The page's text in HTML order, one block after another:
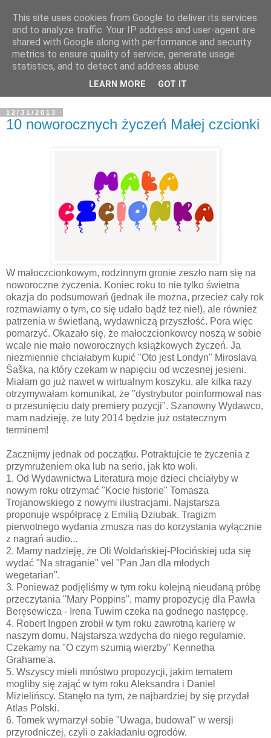
12/31/2013
10 noworocznych życzeń Małej czcionki
W małoczcionkowym, rodzinnym gronie zeszło nam się na
noworoczne życzenia. Koniec roku to nie tylko świetna
okazja do podsumowań (jednak ile można, przecież cały rok
rozmawiamy o tym, co się udało bądź też nie!), ale również
patrzenia w świetlaną, wydawniczą przyszłość. Pora więc
pomarzyć. Okazało się, że małoczcionkowcy noszą w sobie
wcale nie mało noworocznych książkowych życzeń. Ja
niezmiennie chciałabym kupić "Oto jest Londyn" Miroslava
Šaška, na który czekam w napięciu od wczesnej jesieni.
Miałam go już nawet w wirtualnym koszyku, ale kilka razy
otrzymywałam komunikat, że "dystrybutor poinformował nas
o przesunięciu daty premiery pozycji". Szanowny Wydawco,
mam nadzieję, że luty 2014 będzie już ostatecznym
terminem!
Zacznijmy jednak od początku. Potraktujcie te życzenia z
przymrużeniem oka lub na serio, jak kto woli.
1. Od Wydawnictwa Literatura moje dzieci chciałyby w
nowym roku otrzymać "Kocie historie" Tomasza
Trojanowskiego z nowymi ilustracjami. Najstarsza
proponuje współpracę z Emilią Dziubak. Tragizm
pierwotnego wydania zmusza nas do korzystania wyłącznie
z nagrań audio...
2. Mamy nadzieję, że Oli Woldańskiej-Płocińskiej uda się
wydać "Na straganie" vel "Pan Jan dla młodych
wegetarian".
3. Ponieważ podjęliśmy w tym roku kolejną nieudaną próbę
przeczytania "Mary Poppins", mamy propozycję dla Pawła
Beręsewicza - Irena Tuwim czeka na godnego następcę.
4. Robert Ingpen zrobił w tym roku zawrotną karierę w
naszym domu. Najstarsza wzdycha do niego regularnie.
Czekamy na "O czym szumią wierzby" Kennetha
Grahame'a.
5. Wszyscy mieli mnóstwo propozycji, jakim tematem
mogliby się zająć w tym roku Aleksandra i Daniel
Mizielińscy. Stanęło na tym, że najbardziej by się przydał
Atlas Polski.
6. Tomek wymarzył sobie "Uwaga, budowa!" w wersji
przyrodniczej, czyli o zakładaniu ogrodów.
This site uses cookies from Google to deliver its services
and to analyze traffic. Your IP address and user-agent are
shared with Google along with performance and security
metrics to ensure quality of service, generate usage
statistics, and to detect and address abuse.
LEARN MORE GOT IT